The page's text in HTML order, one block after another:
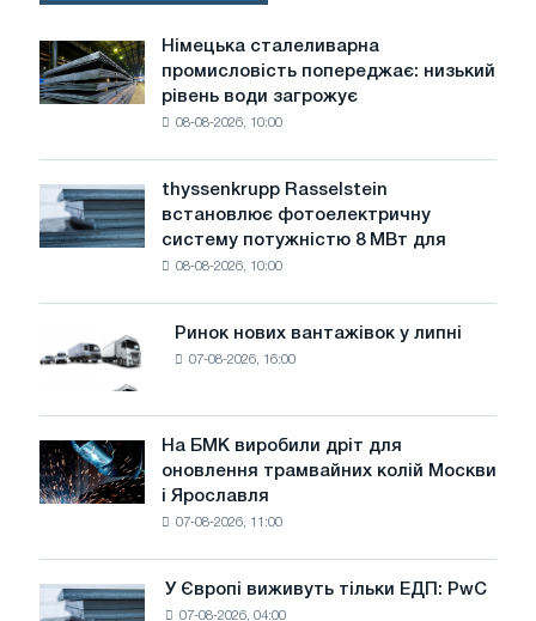
іонно-
акумуляторів
Німецька
сталеливарна
промисловість
води
загрожує
безпеці
Німецька сталеливарна
промисловість попереджає: низький
рівень води загрожує
08-08-2026, 10:00
thyssenkrupp
Rasselstein
встановлює
фотоелектричну
досягнення
цілей
декарбонізації
thyssenkrupp Rasselstein
встановлює фотоелектричну
систему потужністю 8 МВт для
08-08-2026, 10:00
Ринок
нових
вантажівок
у
липні
Ринок нових вантажівок у липні
07-08-2026, 16:00
На
БМК
виробили
трамвайних
На БМК виробили дріт для
оновлення трамвайних колій Москви
і Ярославля
07-08-2026, 11:00
У Європі виживуть тільки ЕДП: PwC
07-08-2026, 04:00